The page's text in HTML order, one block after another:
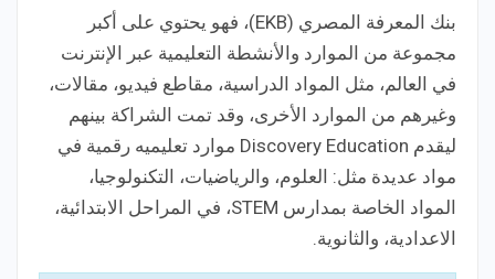
بنك المعرفة المصري (EKB)، فهو يحتوي على أكبر
مجموعة من الموارد والأنشطة التعليمية عبر الإنترنت
في العالم، مثل المواد الدراسية، مقاطع فيديو، مقالات،
وغيرهم من الموارد الأخرى، وقد تمت الشراكة بينهم
ليقدم Discovery Education موارد تعليميه رقمية في
مواد عديدة مثل: العلوم، والرياضيات، التكنولوجيا،
المواد الخاصة بمدارس STEM، في المراحل الابتدائية،
الاعدادية، والثانوية.